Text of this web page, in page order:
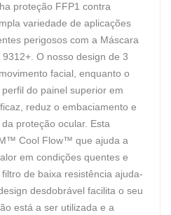
proteção FFP1 contra
variedade de aplicações
perigosos com a Máscara
O nosso design de 3
facial, enquanto o
do painel superior em
reduz o embaciamento e
proteção ocular. Esta
Cool Flow™ que ajuda a
em condições quentes e
de baixa resistência ajuda-
desdobrável facilita o seu
está a ser utilizada e a